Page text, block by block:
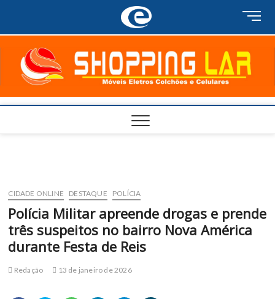
content
M
u
B
t
t
n
CIDADE ONLINE DESTAQUE POLÍCIA
Polícia Militar apreende drogas e prende
três suspeitos no bairro Nova América
durante Festa de Reis
Redação 13 de janeiro de 2026